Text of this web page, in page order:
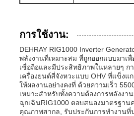
การใช้งาน:
DEHRAY RIG1000 Inverter
พลังงานที่เหมาะสม ที่ถูกออกแบบมาเ
เชื่อถือและมีประสิทธิภาพในหลายๆ ก
เครื่องยนต์สี่จังหวะแบบ OHV ที่แข็งแ
ให้ผลงานอย่างคงที่ ด้วยความเร็ว
เหมาะสําหรับทั้งความต้องการพลังงา
ฉุกเฉินRIG1000 ตอบสนองมาตรฐาน
คุณภาพสากล, รับประกันการทํางานที่